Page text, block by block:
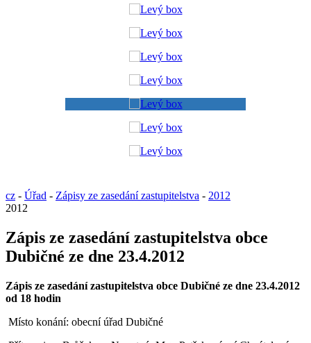
cz - Úřad - Zápisy ze zasedání zastupitelstva - 2012
2012
Zápis ze zasedání zastupitelstva obce
Dubičné ze dne 23.4.2012
Zápis ze zasedání zastupitelstva obce Dubičné ze dne 23.4.2012
od 18 hodin
Místo konání: obecní úřad Dubičné